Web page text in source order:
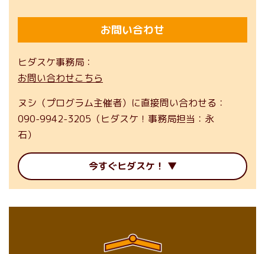
お問い合わせ
ヒダスケ事務局
お問い合わせこちら
ヌシ（プログラム主催者）に直接問い合わせる
090-9942-3205（ヒダスケ！事務局担当：永
石）
今すぐヒダスケ！